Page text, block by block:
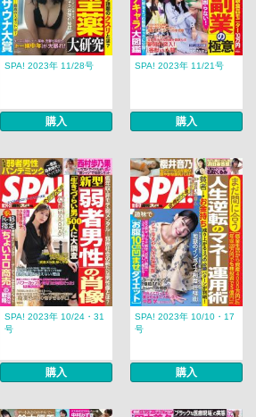
SPA! 2023年 11/28号
購入
SPA! 2023年 11/21号
購入
SPA! 2023年 10/24・31
号
購入
SPA! 2023年 10/10・17
号
購入